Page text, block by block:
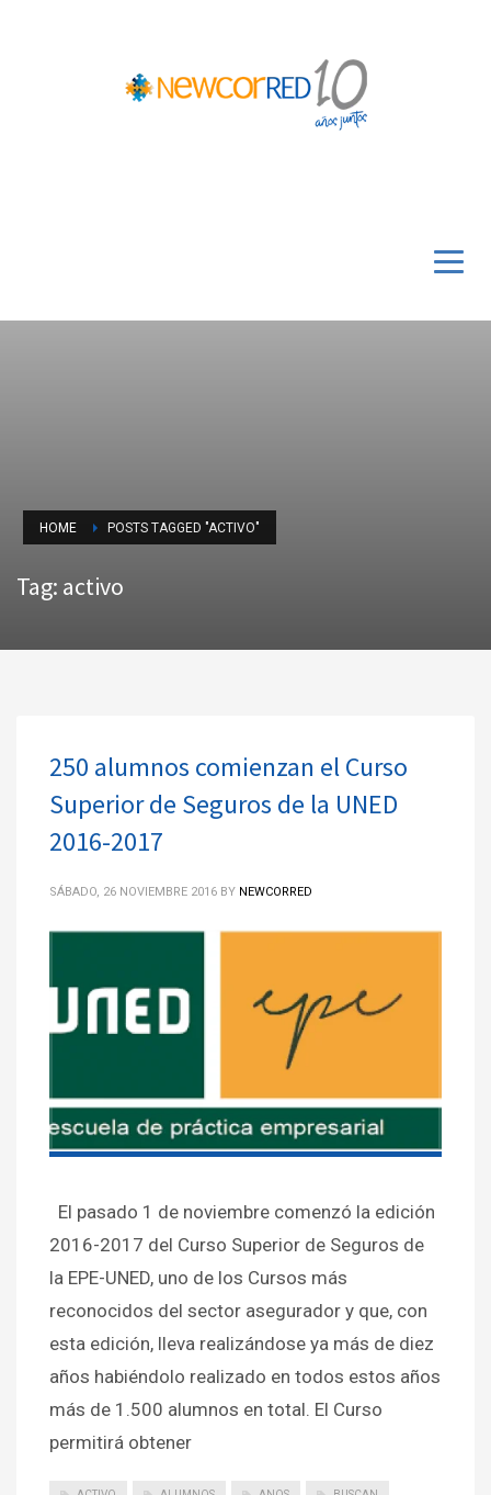
HOME POSTS TAGGED "ACTIVO"
Tag: activo
250 alumnos comienzan el Curso
Superior de Seguros de la UNED
2016-2017
SÁBADO, 26 NOVIEMBRE 2016 BY NEWCORRED
El pasado 1 de noviembre comenzó la edición
2016-2017 del Curso Superior de Seguros de
la EPE-UNED, uno de los Cursos más
reconocidos del sector asegurador y que, con
esta edición, lleva realizándose ya más de diez
años habiéndolo realizado en todos estos años
más de 1.500 alumnos en total. El Curso
permitirá obtener